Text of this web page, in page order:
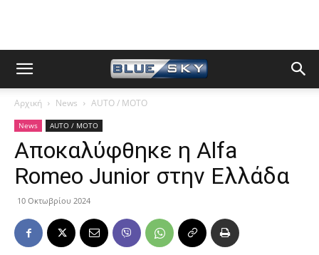
Αρχική News AUTO / MOTO
News AUTO / MOTO
Αποκαλύφθηκε η Alfa
Romeo Junior στην Ελλάδα
10 Οκτωβρίου 2024